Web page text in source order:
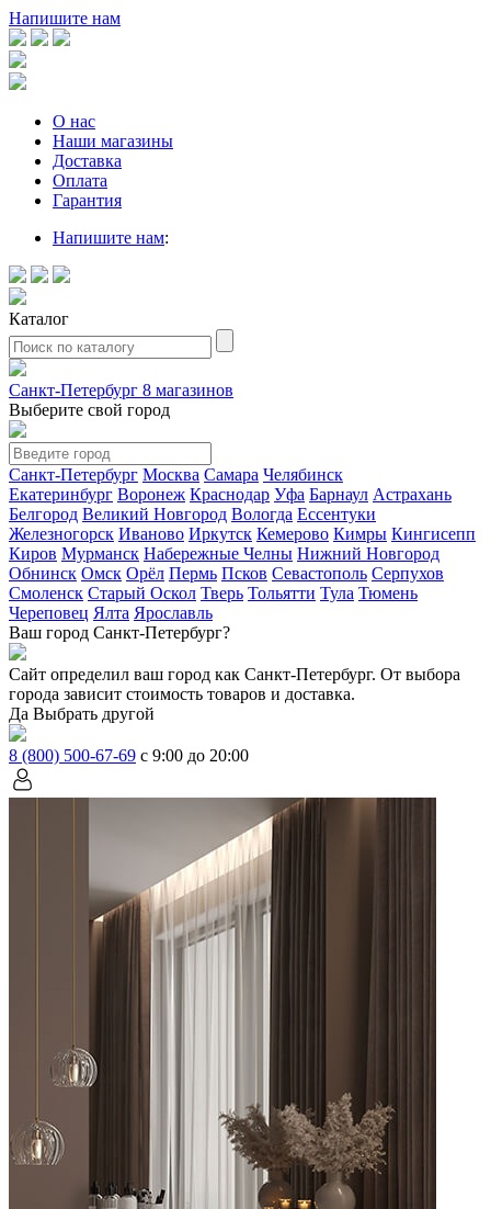
Напишите нам
О нас
Наши магазины
Доставка
Оплата
Гарантия
Напишите нам:
Каталог
Санкт-Петербург 8 магазинов
Выберите свой город
Санкт-Петербург Москва Самара Челябинск
Екатеринбург Воронеж Краснодар Уфа Барнаул Астрахань
Белгород Великий Новгород Вологда Ессентуки
Железногорск Иваново Иркутск Кемерово Кимры Кингисепп
Киров Мурманск Набережные Челны Нижний Новгород
Обнинск Омск Орёл Пермь Псков Севастополь Серпухов
Смоленск Старый Оскол Тверь Тольятти Тула Тюмень
Череповец Ялта Ярославль
Ваш город Санкт-Петербург?
Сайт определил ваш город как Санкт-Петербург. От выбора
города зависит стоимость товаров и доставка.
Да Выбрать другой
8 (800) 500-67-69 с 9:00 до 20:00